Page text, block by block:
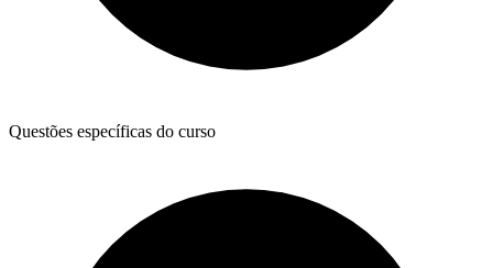
Questões específicas do curso